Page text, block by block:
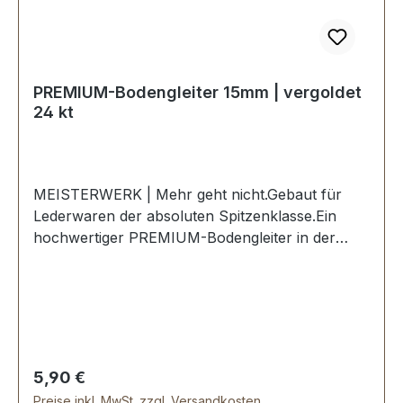
PREMIUM-Bodengleiter 15mm | vergoldet
24 kt
MEISTERWERK | Mehr geht nicht.Gebaut für
Lederwaren der absoluten Spitzenklasse.Ein
hochwertiger PREMIUM-Bodengleiter in der
bestens geeignet für Koffer, Taschen,
Reisetaschen, Holzkoffer etc.Durchmesser: 15
Regulärer Preis:
5,90 €